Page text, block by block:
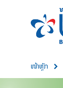
ໜ້າຫຼັກ